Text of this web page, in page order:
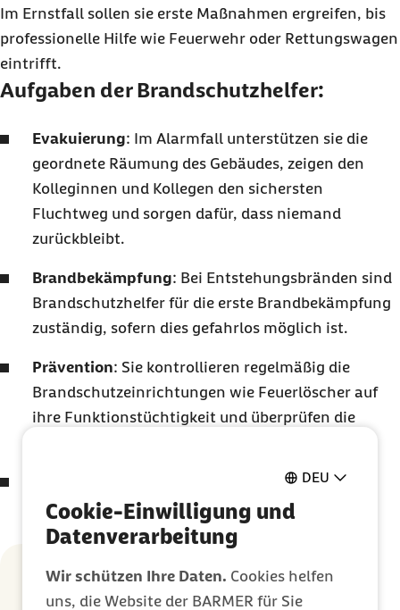
DEU
Cookie-Einwilligung und
Datenverarbeitung
Wir schützen Ihre Daten. Cookies helfen
uns, die Website der BARMER für Sie
Im Ernstfall sollen sie erste Maßnahmen ergreifen, bis
professionelle Hilfe wie Feuerwehr oder Rettungswagen
eintrifft.
Aufgaben der Brandschutzhelfer:
Evakuierung: Im Alarmfall unterstützen sie die
geordnete Räumung des Gebäudes, zeigen den
Kolleginnen und Kollegen den sichersten
Fluchtweg und sorgen dafür, dass niemand
zurückbleibt.
Brandbekämpfung: Bei Entstehungsbränden sind
Brandschutzhelfer für die erste Brandbekämpfung
zuständig, sofern dies gefahrlos möglich ist.
Prävention: Sie kontrollieren regelmäßig die
Brandschutzeinrichtungen wie Feuerlöscher auf
ihre Funktionstüchtigkeit und überprüfen die
: Bei einem Brand alarmieren sie
sofort die Feuerwehr und geben wichtige
Informationen weiter.
Was unterscheidet Brandschutzhelfer
von Brandschutzbeauftragten?